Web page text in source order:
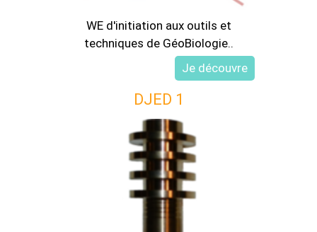
WE d'initiation aux outils et
techniques de GéoBiologie..
DJED 1